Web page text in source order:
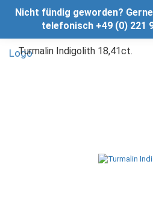
Nicht fündig geworden?
telefonisch +49 (0) 221
Turmalin Indigolith 18,41ct.